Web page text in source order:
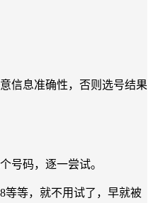
信息准确性，否则选号结果
号码，逐一尝试。
等等，就不用试了，早就被